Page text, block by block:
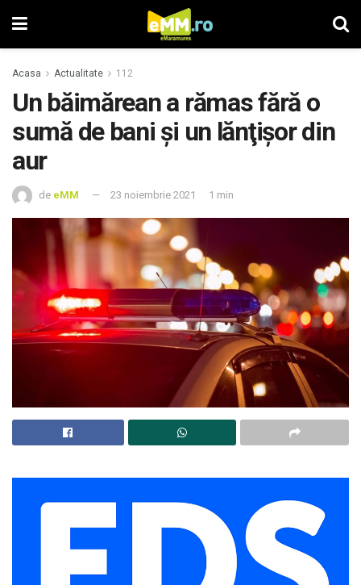
Acasa Actualitate 112
Un băimărean a rămas fără o
sumă de bani şi un lănţişor din
aur
de eMM 23 noiembrie 2021 1 min